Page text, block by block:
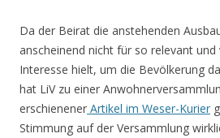
Da der Beirat die anstehenden
anscheinend nicht für so relevant
Interesse hielt, um die Bevölkerung
hat LiV zu einer
erschienener Artikel im Weser-Kurier
Stimmung auf der Versammlung